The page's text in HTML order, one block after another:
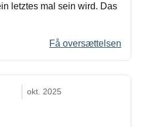
letztes mal sein wird. Das
Få oversættelsen
okt. 2025